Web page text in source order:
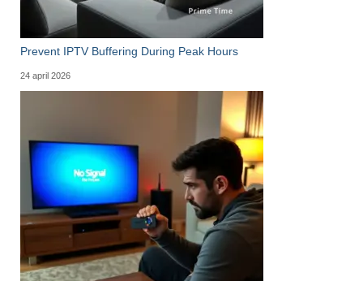
Prevent IPTV Buffering During Peak Hours
24 april 2026